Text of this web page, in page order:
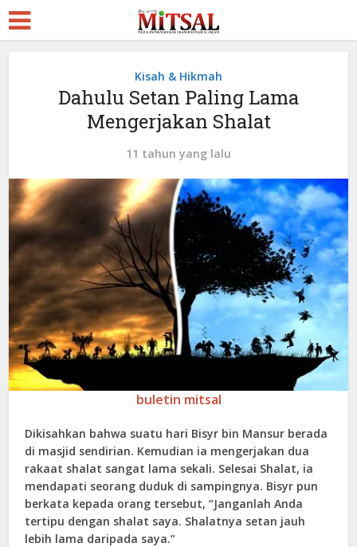
Kisah & Hikmah
Dahulu Setan Paling Lama
Mengerjakan Shalat
11 tahun yang lalu
buletin mitsal
Dikisahkan bahwa suatu hari Bisyr bin Mansur berada
di masjid sendirian. Kemudian ia mengerjakan dua
rakaat shalat sangat lama sekali. Selesai Shalat, ia
mendapati seorang duduk di sampingnya. Bisyr pun
berkata kepada orang tersebut, “Janganlah Anda
tertipu dengan shalat saya. Shalatnya setan jauh
lebih lama daripada saya.”